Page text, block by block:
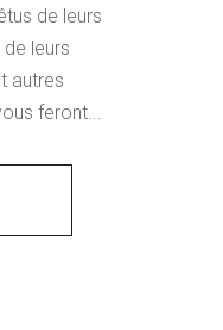
de leurs
leurs
autres
feront...